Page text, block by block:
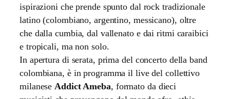
ispirazioni che prende spunto dal rock tradizionale
latino (colombiano, argentino, messicano), oltre
che dalla cumbia, dal vallenato e dai ritmi caraibici
e tropicali, ma non solo.
In apertura di serata, prima del concerto della band
colombiana, è in programma il live del collettivo
milanese Addict Ameba, formato da dieci